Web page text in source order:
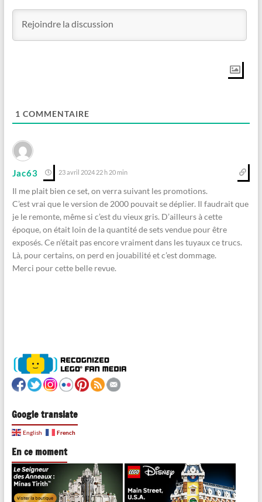
1 COMMENTAIRE
Jac63 23 avril 2024 22 h 20 min
Il me plait bien ce set, on verra suivant les promotions.
C’est vrai que le version de 2000 pouvait se déplier. Il faudrait que
je le remonte, même si c’est du vieux gris. D’ailleurs à cette
époque, on était loin de la quantité de sets vendue pour être
exposés. Ce n’était pas encore vraiment dans les tuyaux ce trucs.
Là, pour certains, on perd en jouabilité et c’est dommage.
Merci pour cette belle revue.
Google translate
English French
En ce moment